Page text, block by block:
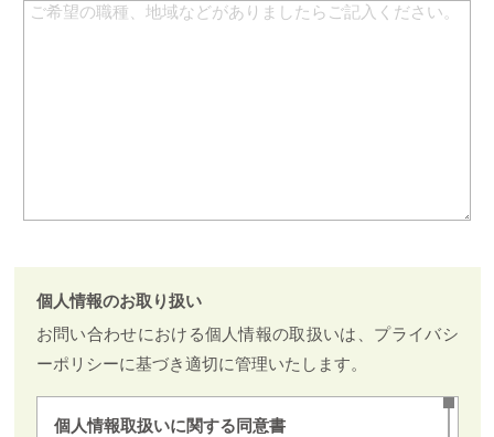
個人情報のお取り扱い
お問い合わせにおける個人情報の取扱いは、プライバシ
ーポリシーに基づき適切に管理いたします。
個人情報取扱いに関する同意書